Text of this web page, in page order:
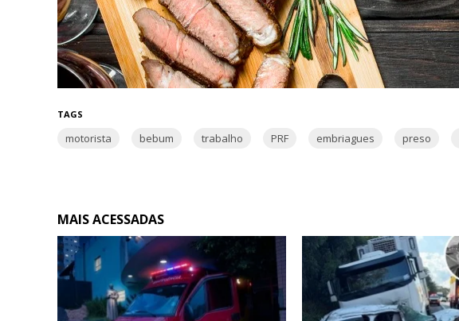
TAGS
motorista bebum trabalho PRF embriagues preso
MAIS ACESSADAS